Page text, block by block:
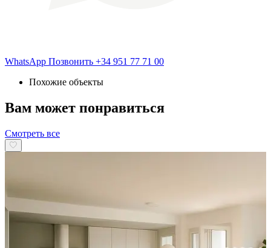
WhatsApp Позвонить +34 951 77 71 00
Похожие объекты
Вам может понравиться
Смотреть все